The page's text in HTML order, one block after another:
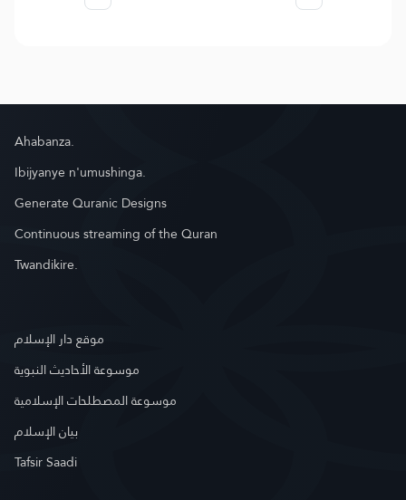
Ahabanza.
Ibijyanye n'umushinga.
Generate Quranic Designs
Continuous streaming of the Quran
Twandikire.
موقع دار الإسلام
موسوعة الأحاديث النبوية
موسوعة المصطلحات الإسلامية
بيان الإسلام
Tafsir Saadi